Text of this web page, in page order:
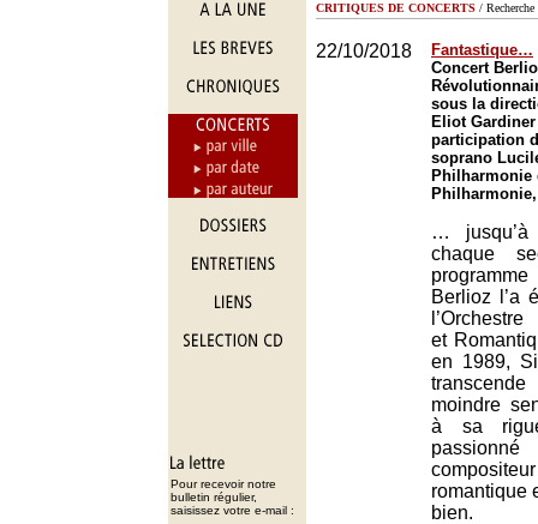
Pour recevoir notre
bulletin régulier,
saisissez votre e-mail :
CRITIQUES DE CONCERTS / Recherche
22/10/2018
Fantastique…
Concert
sous la
Eliot
participation
soprano
Philharmonie
… jusqu’à
chaque
Berlioz l’a
et
en 1989,
moindre
à sa
romantique
bien.